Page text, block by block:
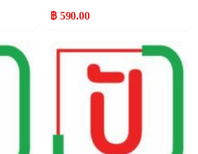
฿ 590.00
Popular